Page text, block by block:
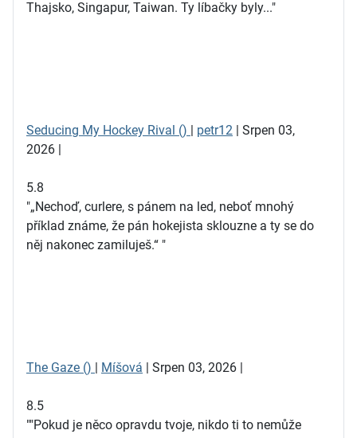
Thajsko, Singapur, Taiwan. Ty líbačky byly..."
Seducing My Hockey Rival () | petr12 | Srpen 03,
2026 |
5.8
"„Nechoď, curlere, s pánem na led, neboť mnohý
příklad známe, že pán hokejista sklouzne a ty se do
něj nakonec zamiluješ.“ "
The Gaze () | Míšová | Srpen 03, 2026 |
8.5
""Pokud je něco opravdu tvoje, nikdo ti to nemůže